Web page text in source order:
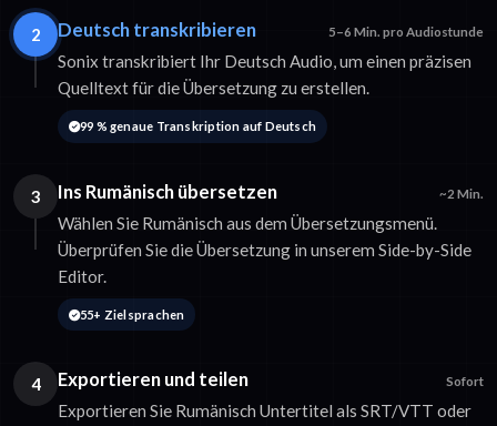
2 Deutsch transkribieren 5–6 Min. pro Audiostunde
Sonix transkribiert Ihr Deutsch Audio, um einen präzisen
Quelltext für die Übersetzung zu erstellen.
99 % genaue Transkription auf Deutsch
3 Ins Rumänisch übersetzen ~2 Min.
Wählen Sie Rumänisch aus dem Übersetzungsmenü.
Überprüfen Sie die Übersetzung in unserem Side-by-Side
Editor.
55+ Zielsprachen
4 Exportieren und teilen Sofort
Exportieren Sie Rumänisch Untertitel als SRT/VTT oder